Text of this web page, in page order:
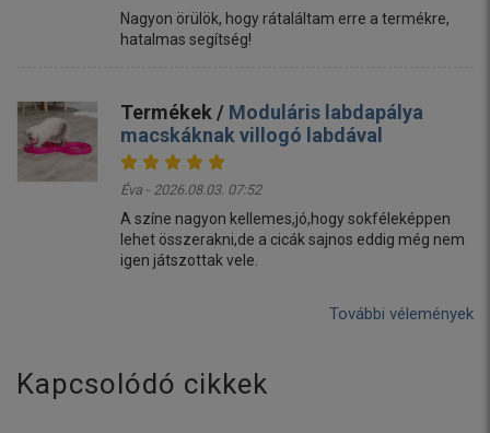
Nagyon örülök, hogy rátaláltam erre a termékre,
hatalmas segítség!
Termékek / Moduláris labdapálya
macskáknak villogó labdával
Éva - 2026.08.03. 07:52
A színe nagyon kellemes,jó,hogy sokféleképpen
lehet összerakni,de a cicák sajnos eddig még nem
igen játszottak vele.
További vélemények
Kapcsolódó cikkek